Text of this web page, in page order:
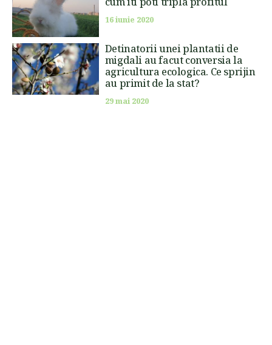
16 iunie 2020
Detinatorii unei plantatii de
migdali au facut conversia la
agricultura ecologica. Ce sprijin
au primit de la stat?
29 mai 2020